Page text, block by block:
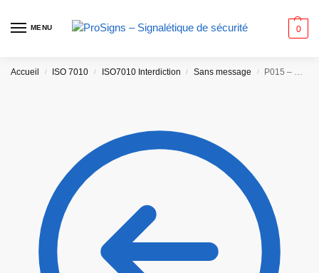
MENU 0
Accueil / ISO 7010 / ISO7010 Interdiction / Sans message / P015 – Ne pas mettre les mains